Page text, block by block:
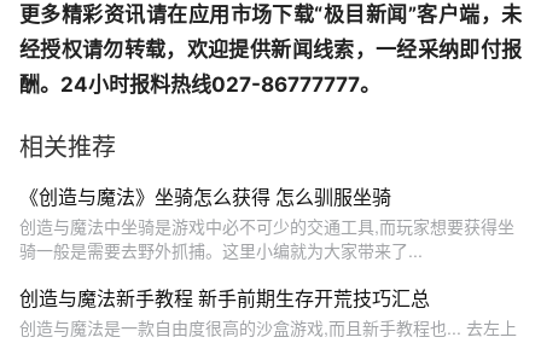
更多精彩资讯请在应用市场下载“极目新闻”客户端，未
经授权请勿转载，欢迎提供新闻线索，一经采纳即付报
酬。24小时报料热线027-86777777。
相关推荐
《创造与魔法》坐骑怎么获得 怎么驯服坐骑
创造与魔法中坐骑是游戏中必不可少的交通工具,而玩家想要获得坐
骑一般是需要去野外抓捕。这里小编就为大家带来了...
创造与魔法新手教程 新手前期生存开荒技巧汇总
创造与魔法是一款自由度很高的沙盒游戏,而且新手教程也... 去左上